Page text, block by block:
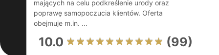
mających na celu podkreślenie urody oraz
poprawę samopoczucia klientów. Oferta
obejmuje m.in. ...
10.0 (99)